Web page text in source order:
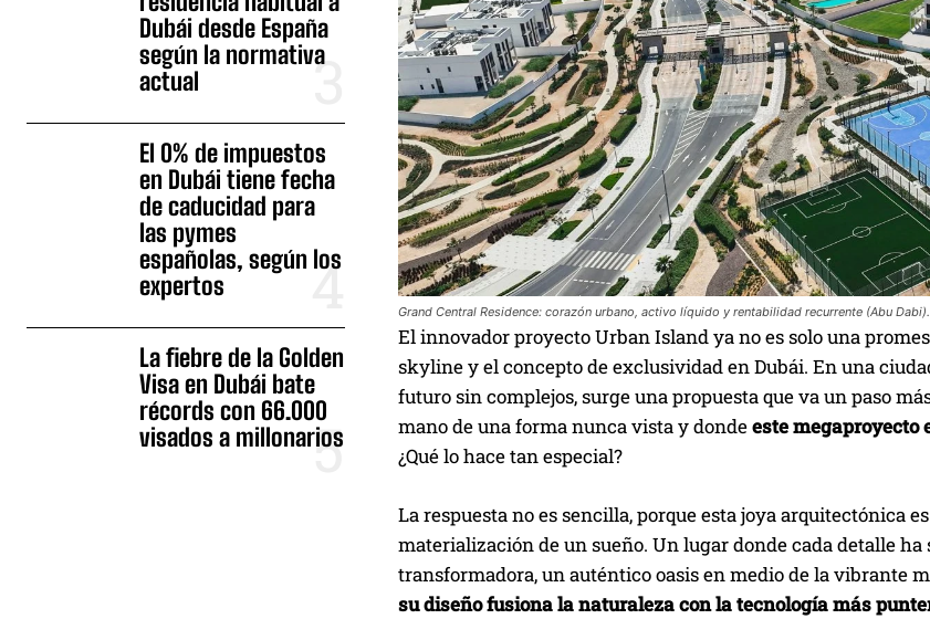
Dubái desde España
según la normativa
actual
El 0% de impuestos
en Dubái tiene fecha
de caducidad para
las pymes
españolas, según los
expertos
La fiebre de la Golden
Visa en Dubái bate
récords con 66.000
visados a millonarios
Grand Central Residence: corazón urbano, activo líquido y rentabilidad recurrente (Abu
El innovador proyecto Urban Island ya no es solo una
skyline y el concepto de exclusividad en Dubái. En una
futuro sin complejos, surge una propuesta que va un paso
mano de una forma nunca vista y dondeeste megaproyecto
¿Qué lo hace tan especial?
La respuesta no es sencilla, porque esta joya arquitectónica
materialización de un sueño. Un lugar donde cada detalle
transformadora, un auténtico oasis en medio de la vibrante
su diseño fusiona la naturaleza con la tecnología más